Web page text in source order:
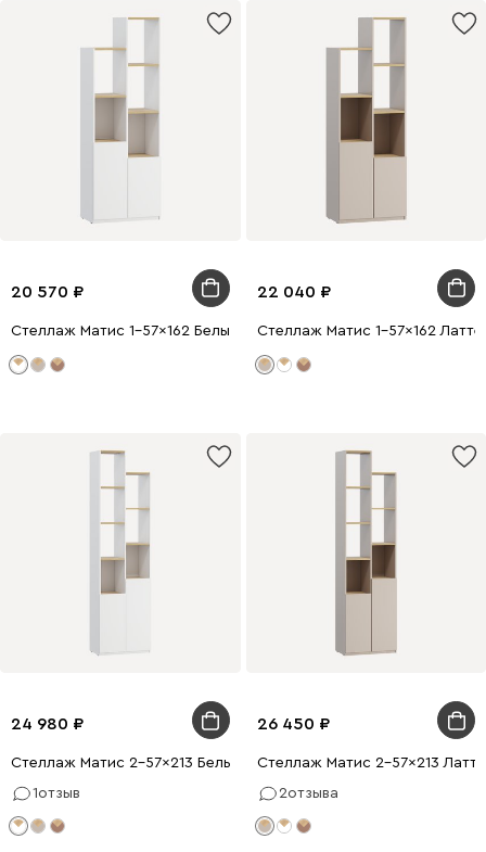
20 570
Стеллаж Матис 1-57x162 Белый
22 040
Стеллаж Матис 1-57x162 Латте
24 980
Стеллаж Матис 2-57x213 Белый
1отзыв
26 450
Стеллаж Матис 2-57x213 Латте
2отзыва